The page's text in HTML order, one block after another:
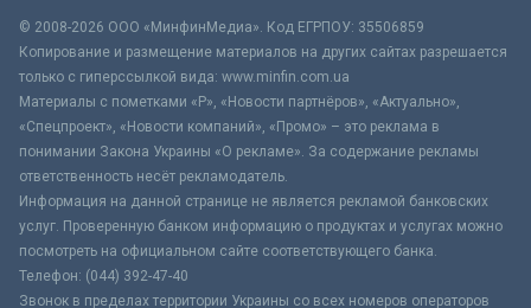
© 2008-2026 ООО «МинфинМедиа». Код ЕГРПОУ: 35506859
Копирование и размещение материалов на других сайтах разрешается
только с гиперссылкой вида: www.minfin.com.ua
Материалы с пометками «Р», «Новости партнёров», «Актуально»,
«Спецпроект», «Новости компаний», «Промо» – это реклама в
понимании Закона Украины «О рекламе». За содержание рекламы
ответственность несёт рекламодатель.
Информация на данной странице не является рекламой банковских
услуг. Проверенную банком информацию о продуктах и услугах можно
посмотреть на официальном сайте соответствующего банка.
Телефон: (044) 392-47-40
Звонок в пределах территории Украины со всех номеров операторов